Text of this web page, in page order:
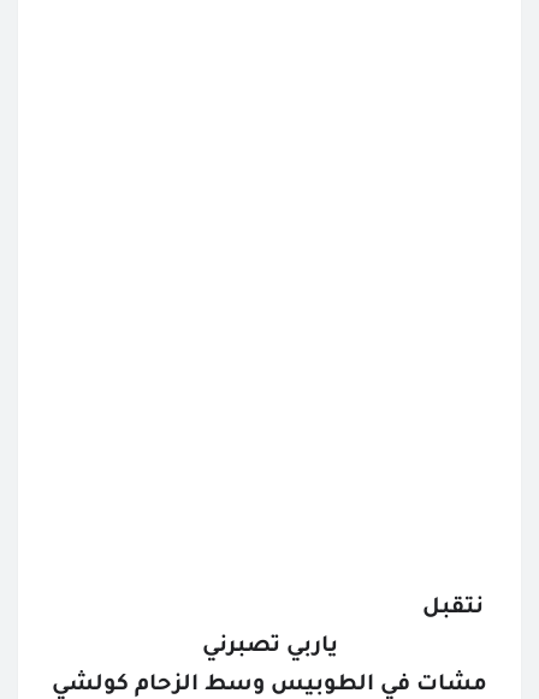
نتقبل
ياربي تصبرني
مشات في الطوبيس وسط الزحام كولشي